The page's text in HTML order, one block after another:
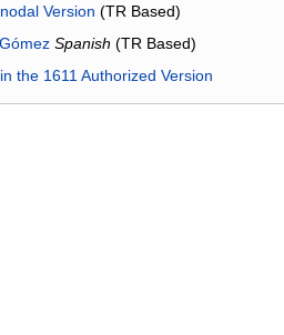
Version (TR Based)
Spanish (TR Based)
the 1611 Authorized Version